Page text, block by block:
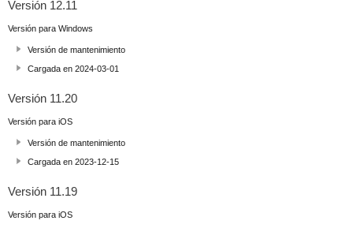
Versión 12.11
Versión para Windows
Versión de mantenimiento
Cargada en 2024-03-01
Versión 11.20
Versión para iOS
Versión de mantenimiento
Cargada en 2023-12-15
Versión 11.19
Versión para iOS